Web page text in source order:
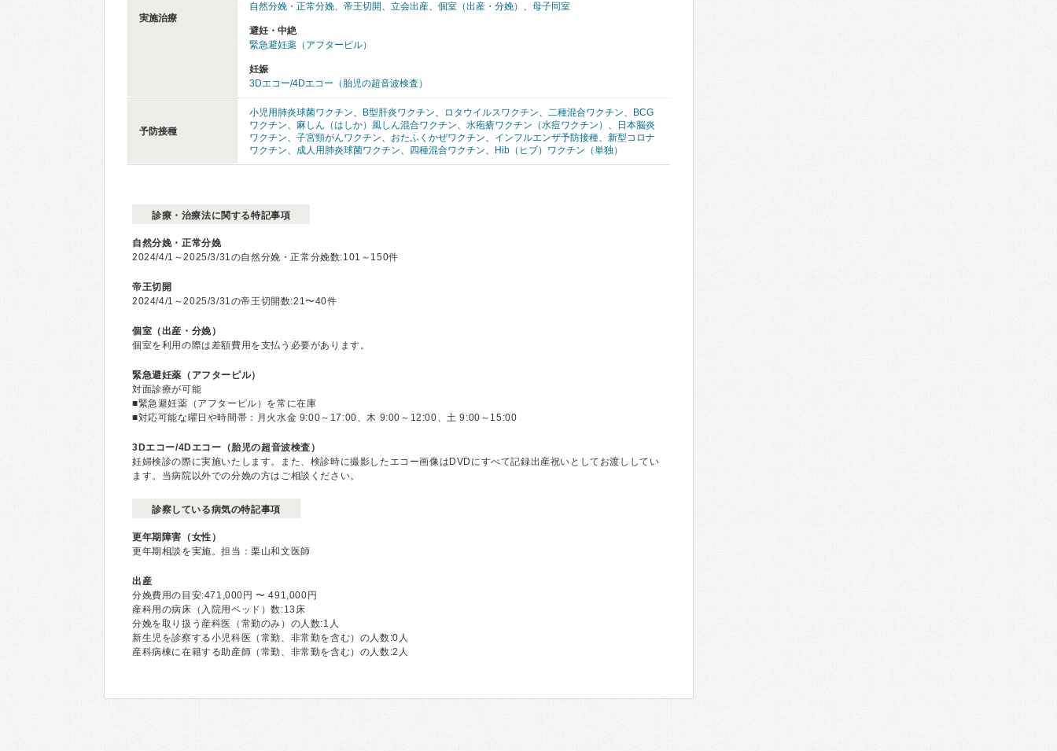
実施治療
自然分娩・正常分娩、 帝王切開、 立会出産、 個室（出産・分娩） 、 母子同室
避妊・中絶
緊急避妊薬（アフターピル）
妊娠
3Dエコー/4Dエコー（胎児の超音波検査）
予防接種
小児用肺炎球菌ワクチン、 B型肝炎ワクチン、 ロタウイルスワクチン、 二種混合ワクチン、
BCG
ワクチン、 麻しん（はしか）風しん混合ワクチン、 水疱瘡ワクチン（水痘ワクチン） 、
日本脳炎
ワクチン、 子宮頸がんワクチン、 おたふくかぜワクチン、 インフルエンザ予防接種、 新型コロナ
ワクチン、 成人用肺炎球菌ワクチン、 四種混合ワクチン、 Hib（ヒブ）ワクチン（単独）
診療・治療法に関する特記事項
自然分娩・正常分娩
2024/4/1～2025/3/31の自然分娩・正常分娩数:101～150件
帝王切開
2024/4/1～2025/3/31の帝王切開数:21〜40件
個室（出産・分娩）
個室を利用の際は差額費用を支払う必要があります。
緊急避妊薬（アフターピル）
対面診療が可能
■緊急避妊薬（アフターピル）を常に在庫
■対応可能な曜日や時間帯：月火水金 9:00～17:00、木 9:00～12:00、土 9:00～15:00
3Dエコー/4Dエコー（胎児の超音波検査）
妊婦検診の際に実施いたします。また、検診時に撮影したエコー画像はDVDにすべて記録出産祝いとしてお渡ししてい
ます。当病院以外での分娩の方はご相談ください。
診察している病気の特記事項
更年期障害（女性）
更年期相談を実施。担当：栗山和文医師
出産
分娩費用の目安:471,000円 〜 491,000円
産科用の病床（入院用ベッド）数:13床
分娩を取り扱う産科医（常勤のみ）の人数:1⼈
新生児を診察する小児科医（常勤、非常勤を含む）の人数:0⼈
産科病棟に在籍する助産師（常勤、非常勤を含む）の人数:2⼈